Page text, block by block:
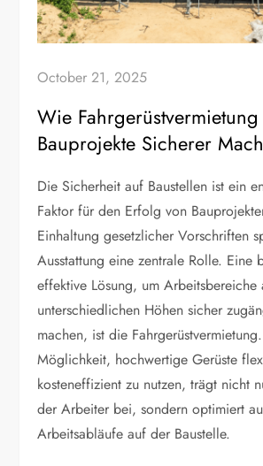
October 21, 2025
Wie
Bauprojekte Sicherer
Die Sicherheit auf Baustellen ist ein
Faktor für den Erfolg von
Einhaltung gesetzlicher Vorschriften
Ausstattung eine zentrale Rolle. Eine
effektive Lösung, um Arbeitsbereiche
unterschiedlichen Höhen sicher
machen, ist die
Möglichkeit, hochwertige Gerüste
kosteneffizient zu nutzen, trägt nicht
der Arbeiter bei, sondern optimiert
Arbeitsabläufe auf der Baustelle.